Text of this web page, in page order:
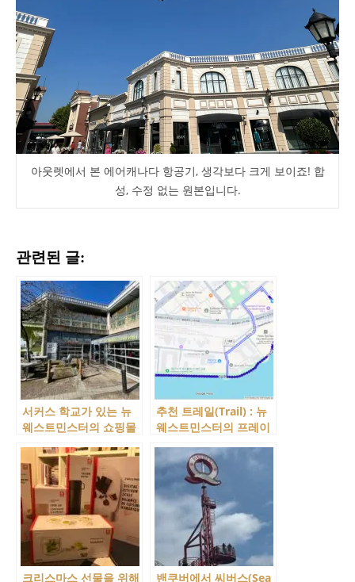
아웃렛에서 본 에어캐나다 항공기, 생각보다 크게 보이죠! 합
성, 수정 없는 원본입니다.
관련된 글:
서커스 학교가 있는 뉴
웨스트민스터의 쇼핑몰
Market)
추천 트레일(Trail) : 뉴
웨스트민스터의 프레이
트레일
크리스마스 선물을 위해 밴쿠버에서 씨버스(Sea